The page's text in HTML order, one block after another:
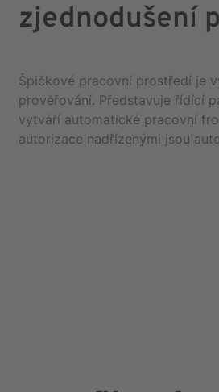
zjednodušení
Špičkové pracovní prostředí je
prověřování. Představuje řídící
vytváří automatické pracovní
autorizace nadřízenými jsou